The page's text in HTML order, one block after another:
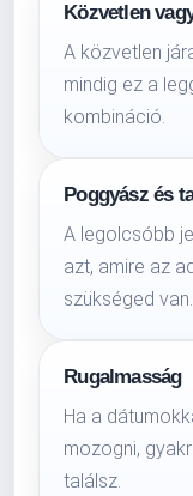
Közvetlen
A közvetlen
mindig ez a
kombináció.
Poggyász és
A legolcsóbb
azt, amire az
szükséged van.
Rugalmasság
Ha a
mozogni,
találsz.